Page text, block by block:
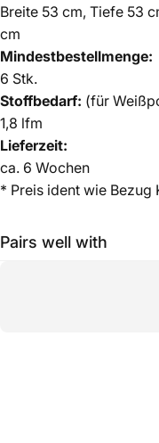
Breite 53 cm, Tiefe 53
cm
Mindestbestellmenge:
6 Stk.
Stoffbedarf: (für
1,8 lfm
Lieferzeit:
ca. 6 Wochen
* Preis ident wie Bezug
Pairs well with